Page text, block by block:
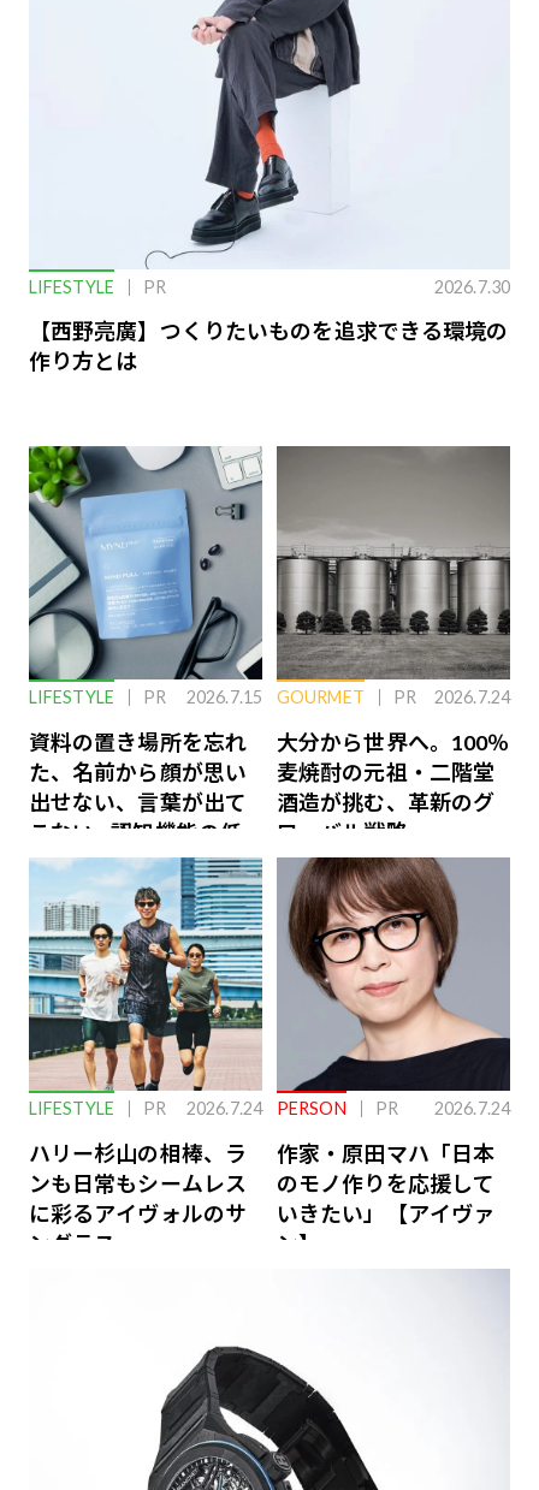
LIFESTYLE PR 2026.7.30
【西野亮廣】つくりたいものを追求できる環境の
作り方とは
LIFESTYLE PR 2026.7.15
資料の置き場所を忘れ
た、名前から顔が思い
出せない、言葉が出て
こない…認知機能の低
下を救う、脳のインナ
ーケアとは
GOURMET PR 2026.7.24
大分から世界へ。100％
麦焼酎の元祖・二階堂
酒造が挑む、革新のグ
ローバル戦略
LIFESTYLE PR 2026.7.24
ハリー杉山の相棒、ラ
ンも日常もシームレス
に彩るアイヴォルのサ
ングラス
PERSON PR 2026.7.24
作家・原田マハ「日本
のモノ作りを応援して
いきたい」【アイヴァ
ン】